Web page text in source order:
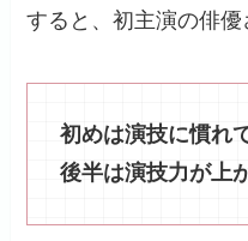
すると、初主演の俳優
初めは演技に慣れ
後半は演技力が上